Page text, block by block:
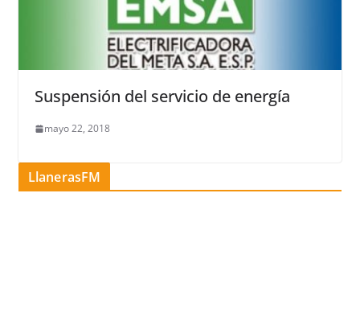
Suspensión del servicio de energía
mayo 22, 2018
LlanerasFM